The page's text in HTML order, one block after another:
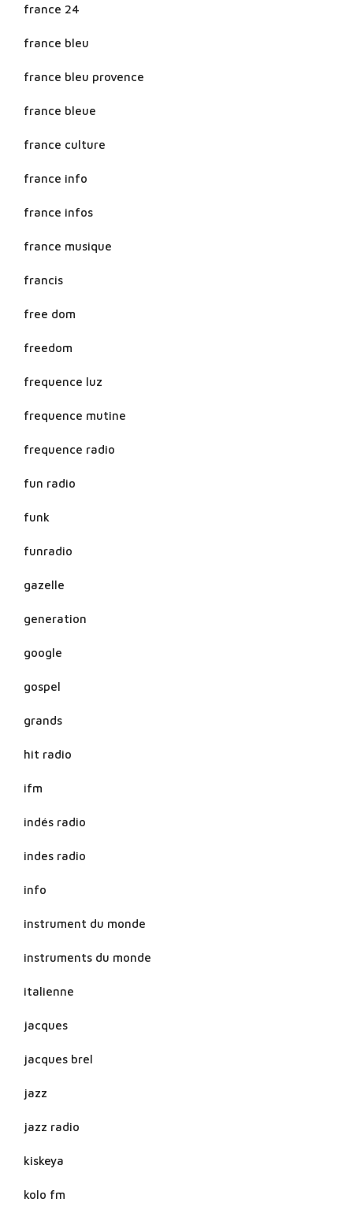
france 24
france bleu
france bleu provence
france bleue
france culture
france info
france infos
france musique
francis
free dom
freedom
frequence luz
frequence mutine
frequence radio
fun radio
funk
funradio
gazelle
generation
google
gospel
grands
hit radio
ifm
indés radio
indes radio
info
instrument du monde
instruments du monde
italienne
jacques
jacques brel
jazz
jazz radio
kiskeya
kolo fm